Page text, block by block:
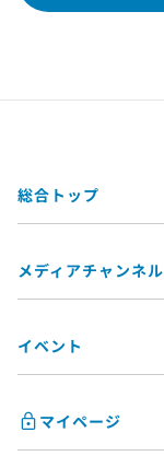
総合トップ
メディアチャンネル
イベント
マイページ